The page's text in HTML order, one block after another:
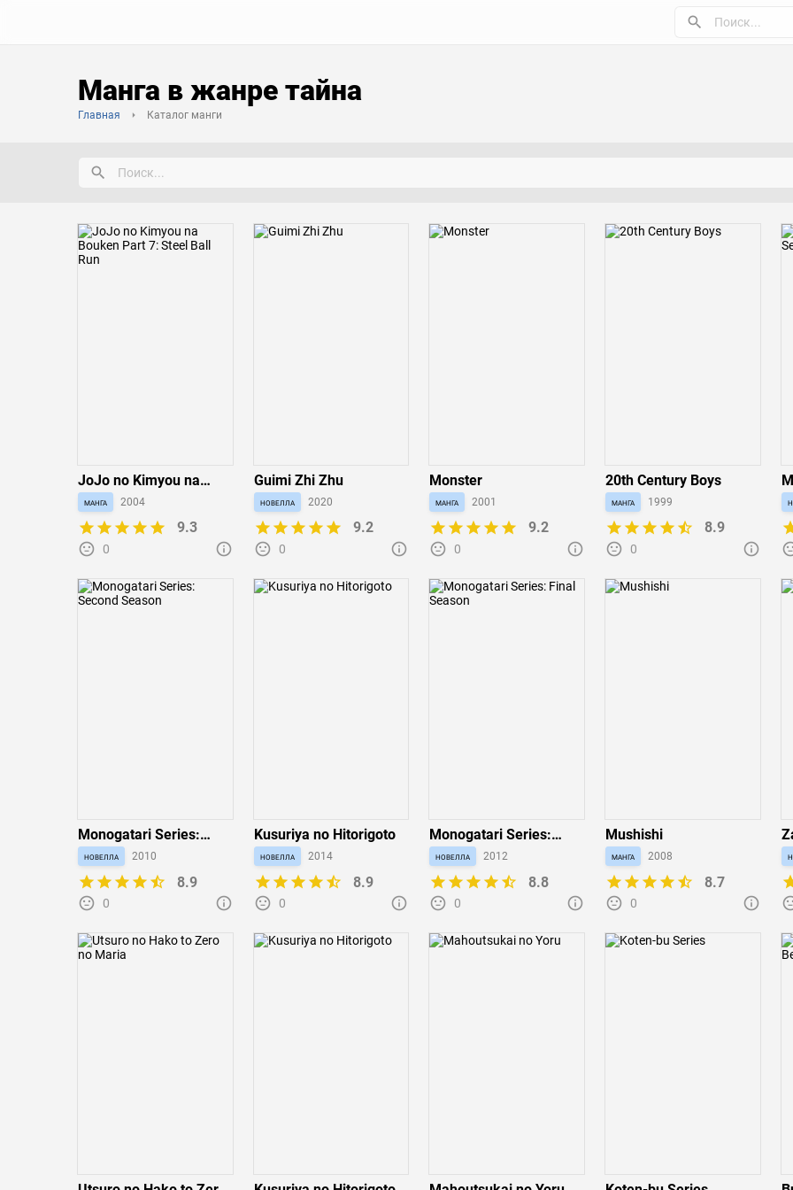
Манга в жанре тайна
Главная Каталог манги
JoJo no Kimyou na
Bouken Part 7: Steel
Ball Run
манга 2004
9.3
0
Guimi Zhi Zhu
новелла 2020
9.2
0
Monster
манга 2001
9.2
0
20th Century Boys
манга 1999
8.9
0
Monogatari Series:
Second Season
новелла 2010
8.9
0
Kusuriya no Hitorigoto
новелла 2014
8.9
0
Monogatari Series:
Final Season
новелла 2012
8.8
0
Mushishi
манга 2008
8.7
0